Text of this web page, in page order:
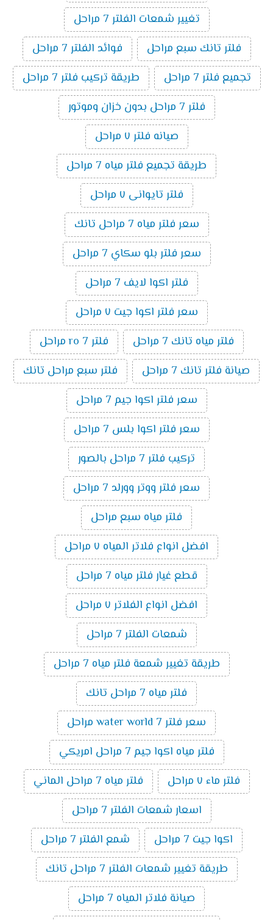
تغيير شمعات الفلتر 7 مراحل
فلتر تانك سبع مراحل
فوائد الفلتر 7 مراحل
تجميع فلتر 7 مراحل
طريقة تركيب فلتر 7 مراحل
فلتر 7 مراحل بدون خزان وموتور
صيانه فلتر ٧ مراحل
طريقة تجميع فلتر مياه 7 مراحل
فلتر تايوانى ٧ مراحل
سعر فلتر مياه 7 مراحل تانك
سعر فلتر بلو سكاي 7 مراحل
فلتر اكوا لايف 7 مراحل
سعر فلتر اكوا جيت ٧ مراحل
فلتر مياه تانك 7 مراحل
فلتر ro 7 مراحل
صيانة فلتر تانك 7 مراحل
فلتر سبع مراحل تانك
سعر فلتر اكوا جيم 7 مراحل
سعر فلتر اكوا بلس 7 مراحل
تركيب فلتر 7 مراحل بالصور
سعر فلتر ووتر وورلد 7 مراحل
فلتر مياه سبع مراحل
افضل انواع فلاتر المياه ٧ مراحل
قطع غيار فلتر مياه 7 مراحل
افضل انواع الفلاتر ٧ مراحل
شمعات الفلتر 7 مراحل
طريقة تغيير شمعة فلتر مياه 7 مراحل
فلتر مياه 7 مراحل تانك
سعر فلتر water world 7 مراحل
فلتر مياه اكوا جيم 7 مراحل امريكي
فلتر ماء ٧ مراحل
فلتر مياه 7 مراحل الماني
اسعار شمعات الفلتر 7 مراحل
اكوا جيت 7 مراحل
شمع الفلتر 7 مراحل
طريقة تغيير شمعات الفلتر 7 مراحل تانك
صيانة فلاتر المياه 7 مراحل